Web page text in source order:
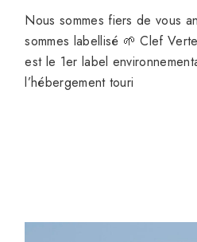
Nous sommes fiers de vous
sommes labellisé 🌱 Clef
est le 1er label
l’hébergement touri